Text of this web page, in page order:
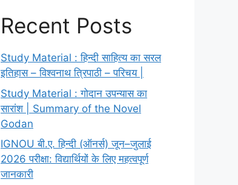
Recent Posts
Study Material : हिन्दी साहित्य का सरल
इतिहास – विश्वनाथ त्रिपाठी – परिचय |
Study Material : गोदान उपन्यास का
सारांश | Summary of the Novel
Godan
IGNOU बी.ए. हिन्दी (ऑनर्स) जून–जुलाई
2026 परीक्षा: विद्यार्थियों के लिए महत्वपूर्ण
जानकारी